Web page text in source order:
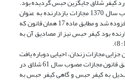
کیفر شلاق جایگزین حبس گردیده بود.
در قانون مجازات مصوب سال 1370 مجازات بازدارنده به عنوان
قسم پنجم به مجازات افزوده شد و مطابق ماده 17 همان قانون که
بود کیفر حبس نیز از مصادیق آن به
در قوانین جزایی مجازات زندان، احیایی دوباره یافت
و مجازات جرائمی که طبق قانون مجازات مصوب سال 61 شلاق در
به کیفر حبس و گاهی کیفر حبس به